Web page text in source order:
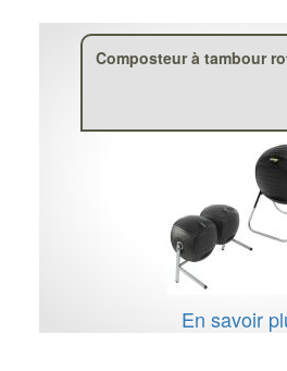
Composteur à tambour
En savoir